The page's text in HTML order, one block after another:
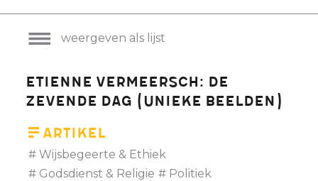
weergeven als lijst
Etienne Vermeersch: De
Zevende Dag (unieke beelden)
Artikel
Wijsbegeerte & Ethiek
Godsdienst & Religie
Politiek